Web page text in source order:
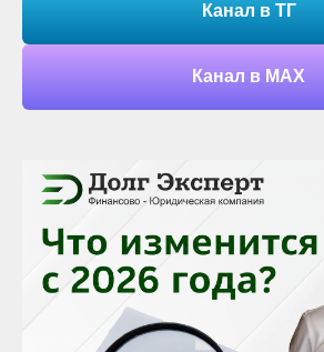
Канал в ТГ
Канал в МАХ